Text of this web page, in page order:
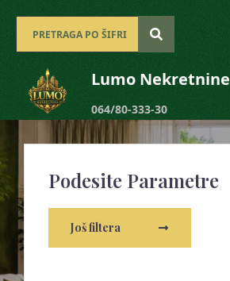
Lumo Nekretnine
064/80-333-30
Podesite Parametre
Još filtera